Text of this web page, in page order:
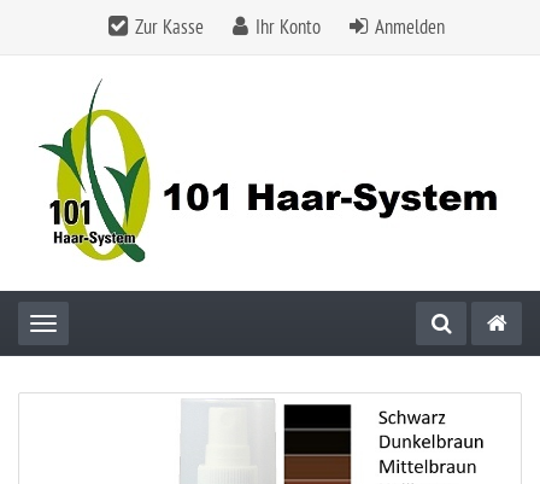
Zur Kasse Ihr Konto Anmelden
Toggle navigation